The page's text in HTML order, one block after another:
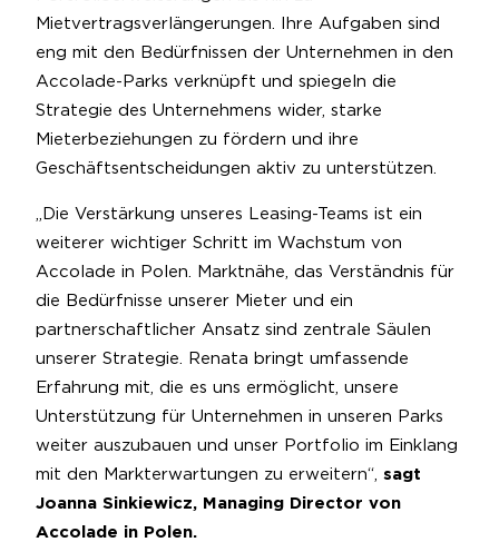
Mietvertragsverlängerungen. Ihre Aufgaben sind
eng mit den Bedürfnissen der Unternehmen in den
Accolade-Parks verknüpft und spiegeln die
Strategie des Unternehmens wider, starke
Mieterbeziehungen zu fördern und ihre
Geschäftsentscheidungen aktiv zu unterstützen.
„Die Verstärkung unseres Leasing-Teams ist ein
weiterer wichtiger Schritt im Wachstum von
Accolade in Polen. Marktnähe, das Verständnis für
die Bedürfnisse unserer Mieter und ein
partnerschaftlicher Ansatz sind zentrale Säulen
unserer Strategie. Renata bringt umfassende
Erfahrung mit, die es uns ermöglicht, unsere
Unterstützung für Unternehmen in unseren Parks
weiter auszubauen und unser Portfolio im Einklang
mit den Markterwartungen zu erweitern“, sagt
Joanna Sinkiewicz, Managing Director von
Accolade in Polen.